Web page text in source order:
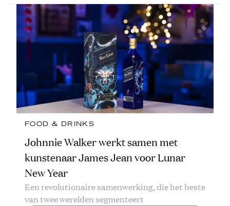
FOOD & DRINKS
Johnnie Walker werkt samen met
kunstenaar James Jean voor Lunar
New Year
Een revolutionaire samenwerking, die het beste
van twee werelden segmenteert